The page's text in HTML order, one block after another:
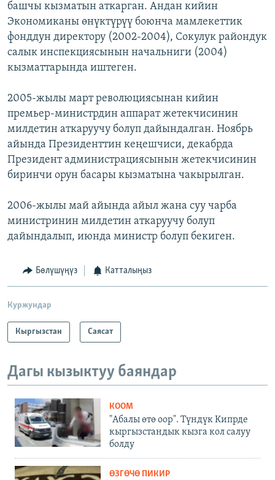
башчы кызматын аткарган. Андан кийин
Экономиканы өнүктүрүү боюнча мамлекеттик
фонддун директору (2002-2004), Сокулук райондук
салык инспекциясынын начальниги (2004)
кызматтарында иштеген.
2005-жылы март революциясынан кийин
премьер-министрдин аппарат жетекчисинин
милдетин аткаруучу болуп дайындалган. Ноябрь
айында Президенттин кеңешчиси, декабрда
Президент администрациясынын жетекчисинин
биринчи орун басары кызматына чакырылган.
2006-жылы май айында айыл жана суу чарба
министринин милдетин аткаруучу болуп
дайындалып, июнда министр болуп бекиген.
Бөлүшүңүз Катталыңыз
Куржундар
Кыргызстан Саясат
Дагы кызыктуу баяндар
КООМ
"Абалы өтө оор". Түндүк Кипрде
кыргызстандык кызга кол салуу
болду
ӨЗГӨЧӨ ПИКИР